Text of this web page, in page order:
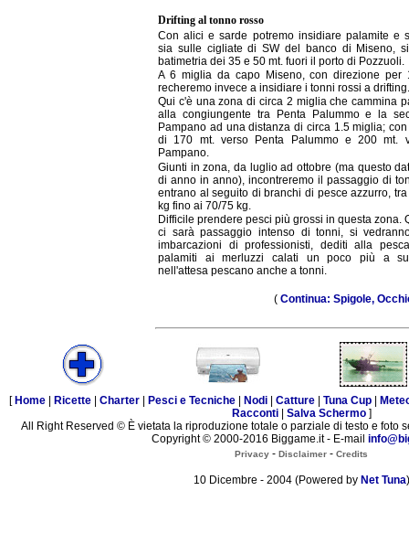
Drifting al tonno rosso
Con alici e sarde potremo insidiare palamite e
sia sulle cigliate di SW del banco di Miseno,
batimetria dei 35 e 50 mt. fuori il porto di Pozzuoli.
A 6 miglia da capo Miseno, con direzione per
recheremo invece a insidiare i tonni rossi a drifting.
Qui c'è una zona di circa 2 miglia che cammina
alla congiungente tra Penta Palummo e la
Pampano ad una distanza di circa 1.5 miglia;
di 170 mt. verso Penta Palummo e 200 mt.
Pampano.
Giunti in zona, da luglio ad ottobre (ma questo
di anno in anno), incontreremo il passaggio di
entrano al seguito di branchi di pesce azzurro,
kg fino ai 70/75 kg.
Difficile prendere pesci più grossi in questa zona.
ci sarà passaggio intenso di tonni, si
imbarcazioni di professionisti, dediti alla
palamiti ai merluzzi calati un poco più a
nell'attesa pescano anche a tonni.
( Continua: Spigole,
[ Home Ricette Charter Pesci e Tecniche Nodi Catture Tuna Cup
Racconti| Salva Schermo]
All Right Reserved © È vietata la riproduzione totale o parziale di testo e foto
Copyright © 2000-2016 Biggame.it - E-mail
Privacy - Disclaimer - Credits
10 Dicembre - 2004 (Powered by Net Tuna)